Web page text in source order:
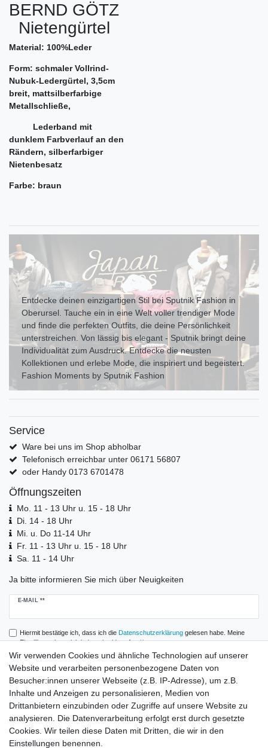
BERND GÖTZ
Nietengürtel
Material: 100%Leder
Form: schmaler Vollrind-
Nubuk-Ledergürtel, 3,5cm
breit, mattsilberfarbige
Metallschließe,
Lederband mit
dunklem Farbverlauf an den
Rändern, silberfarbiger
Nietenbesatz
Farbe: braun
Entdecke deinen einzigartigen Stil bei Sputnik Fashion in
Oberursel. Tauche ein in eine Welt voller trendiger Mode
und finde die perfekten Outfits, die deine Persönlichkeit
unterstreichen. Von lässig bis elegant - Sputnik bringt deine
Individualität zum Ausdr uck. Entdecke die neusten
Kollektionen und erlebe Mode, die inspiriert und begeistert.
Fashion Moments by Sputnik Fashion
Service
Ware bei uns im Shop abholbar
Telefonisch erreichbar unter 06171 56807
oder Handy 0173 6701478
Öffnungszeiten
Mo. 11 - 13 Uhr u. 15 - 18 Uhr
Di. 14 - 18 Uhr
Mi. u. Do 11-14 Uhr
Fr. 11 - 13 Uhr u. 15 - 18 Uhr
Sa. 11 - 14 Uhr
Ja bitte informieren Sie mich über Neuigkeiten
E-MAIL **
Newsletter
Hiermit bestätige ich, dass ich die Daten­schutz­erklärunggelesen habe. Meine
Einwilligung kann ich jederzeit widerrufen.**
Abonnieren
** Hierbei handelt es sich um ein Pflichtfeld.
Zahlung und Versand
Wir verwenden Cookies und ähnliche Technologien auf unserer
Website und verarbeiten personenbezogene Daten von
Besucher:innen unserer Webseite (z.B. IP-Adresse), um z.B.
Inhalte und Anzeigen zu personalisieren, Medien von
Drittanbietern einzubinden oder Zugriffe auf unsere Website zu
analysieren. Die Datenverarbeitung erfolgt erst durch gesetzte
Cookies. Wir teilen diese Daten mit Dritten, die wir in den
Einstellungen benennen.